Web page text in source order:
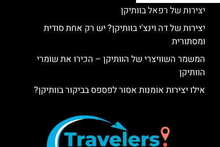
יצירות של רפאל בוותיקן
יצירות של דה וינצ'י בוותיקן? יש רק אחת סודית
ומסתורית
המשמר השוויצרי של הוותיקן – הכירו את שומרי
הוותיקן
אילו יצירות אומנות אסור לפספס בביקור בוותיקן?